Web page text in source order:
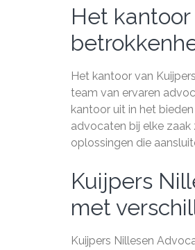
Het
Het kantoor van
team van ervaren
kantoor uit in het
advocaten bij elke
oplossingen die
Kuijpers
met
Kuijpers Nillesen